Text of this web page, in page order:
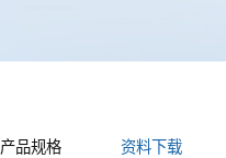
产品规格 资料下载